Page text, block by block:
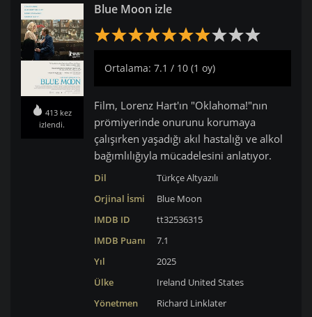
413 kez
izlendi.
Blue Moon izle
Ortalama: 7.1 / 10 (1 oy)
Film, Lorenz Hart'ın "Oklahoma!"nın
prömiyerinde onurunu korumaya
çalışırken yaşadığı akıl hastalığı ve alkol
bağımlılığıyla mücadelesini anlatıyor.
Dil
Türkçe Altyazılı
Orjinal İsmi
Blue Moon
IMDB ID
tt32536315
IMDB Puanı
7.1
Yıl
2025
Ülke
Ireland United States
Yönetmen
Richard Linklater